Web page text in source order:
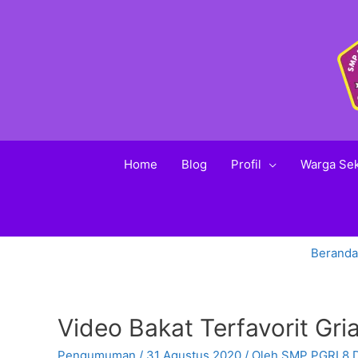
Home Blog Profil Warga
Beranda
Video Bakat Terfavorit